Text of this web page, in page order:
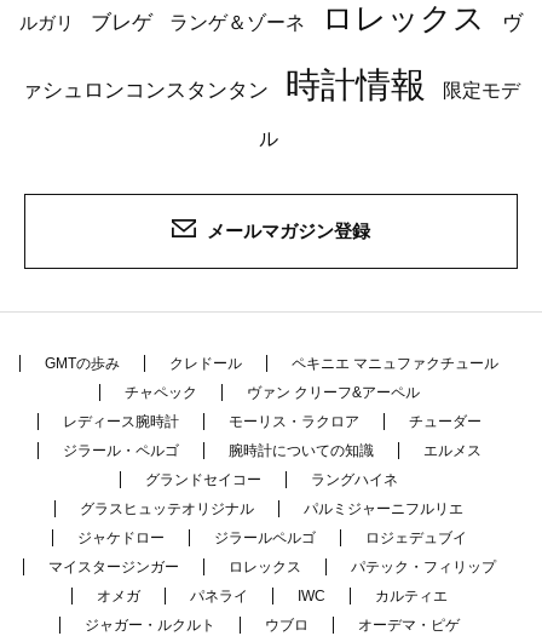
ルガリ ブレゲ ランゲ＆ゾーネ ロレックス ヴ
ァシュロンコンスタンタン 時計情報 限定モデ
ル
メールマガジン登録
GMTの歩み クレドール
ペキニエ マニュファクチュール
チャペック
ヴァン クリーフ&アーペル
レディース腕時計
モーリス・ラクロア
チューダー
ジラール・ペルゴ
腕時計についての知識
エルメス
グランドセイコー
ラングハイネ
グラスヒュッテオリジナル
パルミジャーニフルリエ
ジャケドロー
ジラールペルゴ
ロジェデュブイ
マイスタージンガー
ロレックス
パテック・フィリップ
オメガ
パネライ IWC
カルティエ
ジャガー・ルクルト
ウブロ
オーデマ・ピゲ